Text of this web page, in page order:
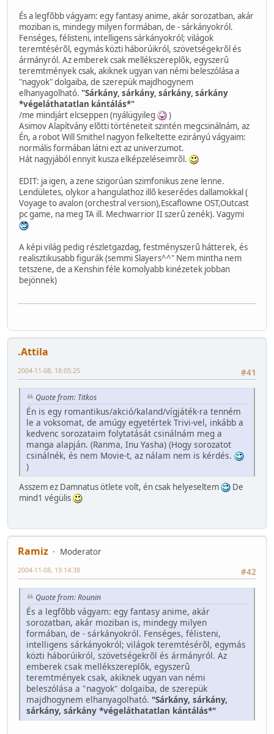
És a legfõbb vágyam: egy fantasy anime, akár sorozatban, akár
moziban is, mindegy milyen formában, de - sárkányokról.
Fenséges, félisteni, intelligens sárkányokról; világok
teremtésérõl, egymás közti háborúikról, szövetségekrõl és
ármányról. Az emberek csak mellékszereplõk, egyszerû
teremtmények csak, akiknek ugyan van némi beleszólása a
"nagyok" dolgaiba, de szerepük majdhogynem
elhanyagolható. "Sárkány, sárkány, sárkány, sárkány
*végeláthatatlan kántálás*"
/me mindjárt elcseppen (nyálügyileg
)
Asimov Alapítvány elõtti történeteit szintén megcsinálnám, az
Én, a robot Will Smithel nagyon felkeltette ezirányú vágyaim:
normális formában látni ezt az univerzumot.
Hát nagyjából ennyit kusza elképzeléseimrõl.
EDIT: ja igen, a zene szigorúan szimfonikus zene lenne.
Lendületes, olykor a hangulathoz illõ keserédes dallamokkal (
Voyage to avalon (orchestral version),Escaflowne OST,Outcast
pc game, na meg TA ill. Mechwarrior II szerû zenék). Vagymi
A képi világ pedig részletgazdag, festményszerû hátterek, és
realisztikusabb figurák (semmi Slayers^^" Nem mintha nem
tetszene, de a Kenshin féle komolyabb kinézetek jobban
bejönnek)
.Attila
#41
2004-11-08, 18:05:25
Quote from: Titkos
Én is egy romantikus/akció/kaland/vígjáték-ra tenném
le a voksomat, de amúgy egyetértek Trivi-vel, inkább a
kedvenc sorozataim folytatását csinálnám meg a
manga alapján. (Ranma, Inu Yasha) (Hogy sorozatot
csinálnék, és nem Movie-t, az nálam nem is kérdés.
)
Asszem ez Damnatus ötlete volt, én csak helyeseltem
De
mind1 végülis
Ramiz
Moderator
#42
2004-11-08, 19:14:38
Quote from: Rounin
És a legfõbb vágyam: egy fantasy anime, akár
sorozatban, akár moziban is, mindegy milyen
formában, de - sárkányokról. Fenséges, félisteni,
intelligens sárkányokról; világok teremtésérõl, egymás
közti háborúikról, szövetségekrõl és ármányról. Az
emberek csak mellékszereplõk, egyszerû
teremtmények csak, akiknek ugyan van némi
beleszólása a "nagyok" dolgaiba, de szerepük
majdhogynem elhanyagolható. "Sárkány, sárkány,
sárkány, sárkány *végeláthatatlan kántálás*"